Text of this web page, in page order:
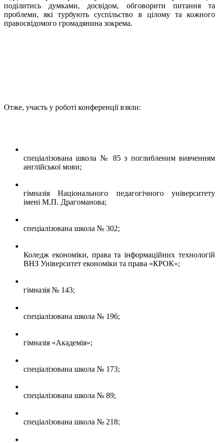
поділитись думками, досвідом, обговорити питання та
проблеми, які турбують суспільство в цілому та кожного
правосвідомого громадянина зокрема.
Отже, участь у роботі конференції взяли:
спеціалізована школа № 85 з поглибленим вивченням
англійської мови;
гімназія Національного педагогічного університету
імені М.П. Драгоманова;
спеціалізована школа № 302;
Коледж економіки, права та інформаційних технологій
ВНЗ Університет економіки та права «КРОК»;
гімназія № 143;
спеціалізована школа № 196;
гімназія «Академія»;
спеціалізована школа № 173;
спеціалізована школа № 89;
спеціалізована школа № 218;